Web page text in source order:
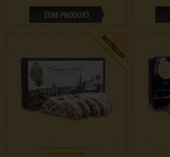
ZUM PRODUKT